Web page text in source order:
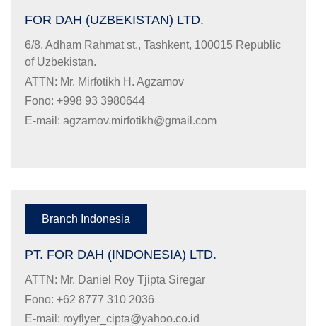
FOR DAH (UZBEKISTAN) LTD.
6/8, Adham Rahmat st., Tashkent, 100015 Republic
of Uzbekistan.
ATTN: Mr. Mirfotikh H. Agzamov
Fono: +998 93 3980644
E-mail: agzamov.mirfotikh@gmail.com
Branch Indonesia
PT. FOR DAH (INDONESIA) LTD.
ATTN: Mr. Daniel Roy Tjipta Siregar
Fono: +62 8777 310 2036
E-mail: royflyer_cipta@yahoo.co.id